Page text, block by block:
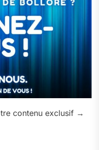
contenu exclusif →